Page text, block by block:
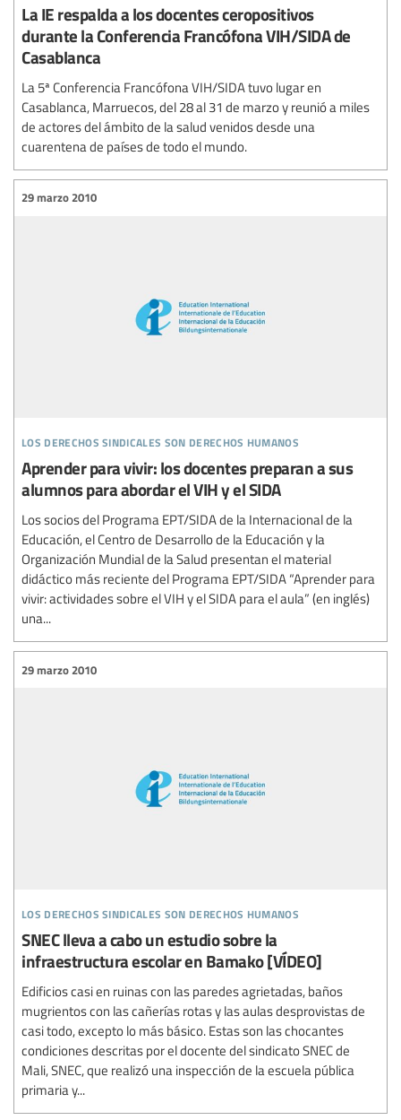
La IE respalda a los docentes ceropositivos
durante la Conferencia Francófona VIH/SIDA de
Casablanca
La 5ª Conferencia Francófona VIH/SIDA tuvo lugar en
Casablanca, Marruecos, del 28 al 31 de marzo y reunió a miles
de actores del ámbito de la salud venidos desde una
cuarentena de países de todo el mundo.
los derechos sindicales son derechos humanos
29 marzo 2010
Aprender para vivir: los docentes preparan a sus
alumnos para abordar el VIH y el SIDA
Los socios del Programa EPT/SIDA de la Internacional de la
Educación, el Centro de Desarrollo de la Educación y la
Organización Mundial de la Salud presentan el material
didáctico más reciente del Programa EPT/SIDA “Aprender para
vivir: actividades sobre el VIH y el SIDA para el aula” (en inglés)
una...
los derechos sindicales son derechos humanos
29 marzo 2010
SNEC lleva a cabo un estudio sobre la
infraestructura escolar en Bamako [VÍDEO]
Edificios casi en ruinas con las paredes agrietadas, baños
mugrientos con las cañerías rotas y las aulas desprovistas de
casi todo, excepto lo más básico. Estas son las chocantes
condiciones descritas por el docente del sindicato SNEC de
Mali, SNEC, que realizó una inspección de la escuela pública
primaria y...